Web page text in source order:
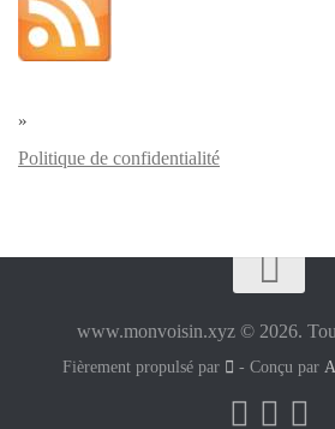
»
Politique de confidentialité
www.monvoisin.xyz © 2026.
Fièrement propulsé par - Conçu par